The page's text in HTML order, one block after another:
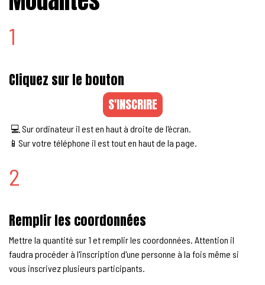
1
Cliquez sur le bouton
S'INSCRIRE
💻 Sur ordinateur il est en haut à droite de l'écran.
📱Sur votre téléphone il est tout en haut de la page.
2
Remplir les coordonnées
Mettre la quantité sur 1 et remplir les coordonnées. Attention il
faudra procéder à l'inscription d'une personne à la fois même si
vous inscrivez plusieurs participants.